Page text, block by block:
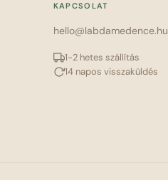
KAPCSOLAT
hello@labdamedence.hu
1-2 hetes szállítás
14 napos visszaküldés